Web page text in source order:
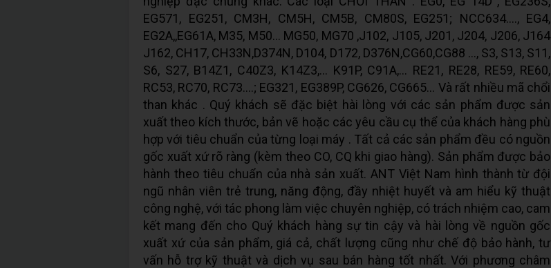
EG571, EG251, CM3H, CM5H, CM5B, CM80S, EG251; NCC634…., EG4,
EG2A,,EG61A, M35, M50… MG50, MG70 ,J102, J105, J201, J204, J206, J164
J162, CH17, CH33N,D374N, D104, D172, D376N,CG60,CG88 …, S3, S13, S11,
S6, S27, B14Z1, C40Z3, K14Z3,… K91P, C91A,… RE21, RE28, RE59, RE60,
RC53, RC70, RC73….; EG321, EG389P, CG626, CG665… Và rất nhiều mã chổi
than khác . Quý khách sẽ đặc biệt hài lòng với các sản phẩm được sản
xuất theo kích thước, bản vẽ hoặc các yêu cầu cụ thể của khách hàng phù
hợp với tiêu chuẩn của từng loại máy . Tất cả các sản phẩm đều có nguồn
gốc xuất xứ rõ ràng (kèm theo CO, CQ khi giao hàng). Sản phẩm được bảo
hành theo tiêu chuẩn của nhà sản xuất. ANT Việt Nam hình thành từ đội
ngũ nhân viên trẻ trung, năng động, đầy nhiệt huyết và am hiểu kỹ thuật
công nghệ, với tác phong làm việc chuyên nghiệp, có trách nhiệm cao, cam
kết mang đến cho Quý khách hàng sự tin cậy và hài lòng về nguồn gốc
xuất xứ của sản phẩm, giá cả, chất lượng cũng như chế độ bảo hành, tư
vấn hỗ trợ kỹ thuật và dịch vụ sau bán hàng tốt nhất. Với phương châm